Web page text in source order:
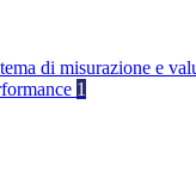
di misurazione e
1